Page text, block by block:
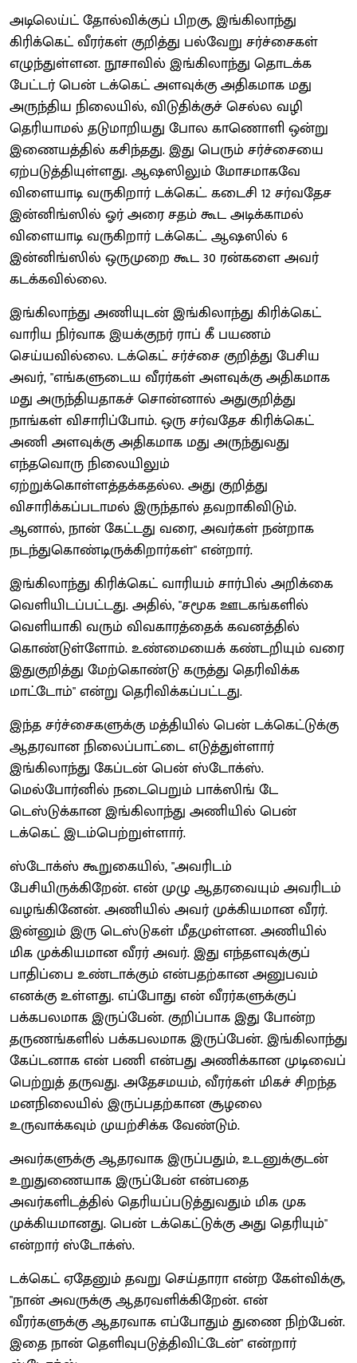
அடிலெய்ட் தோல்விக்குப் பிறகு, இங்கிலாந்து
கிரிக்கெட் வீரர்கள் குறித்து பல்வேறு சர்ச்சைகள்
எழுந்துள்ளன. நூசாவில் இங்கிலாந்து தொடக்க
பேட்டர் பென் டக்கெட் அளவுக்கு அதிகமாக மது
அருந்திய நிலையில், விடுதிக்குச் செல்ல வழி
தெரியாமல் தடுமாறியது போல காணொளி ஒன்று
இணையத்தில் கசிந்தது. இது பெரும் சர்ச்சையை
ஏற்படுத்தியுள்ளது. ஆஷஸிலும் மோசமாகவே
விளையாடி வருகிறார் டக்கெட். கடைசி 12 சர்வதேச
இன்னிங்ஸில் ஓர் அரை சதம் கூட அடிக்காமல்
விளையாடி வருகிறார் டக்கெட். ஆஷஸில் 6
இன்னிங்ஸில் ஒருமுறை கூட 30 ரன்களை அவர்
கடக்கவில்லை.
இங்கிலாந்து அணியுடன் இங்கிலாந்து கிரிக்கெட்
வாரிய நிர்வாக இயக்குநர் ராப் கீ பயணம்
செய்யவில்லை. டக்கெட் சர்ச்சை குறித்து பேசிய
அவர், "எங்களுடைய வீரர்கள் அளவுக்கு அதிகமாக
மது அருந்தியதாகச் சொன்னால் அதுகுறித்து
நாங்கள் விசாரிப்போம். ஒரு சர்வதேச கிரிக்கெட்
அணி அளவுக்கு அதிகமாக மது அருந்துவது
எந்தவொரு நிலையிலும்
ஏற்றுக்கொள்ளத்தக்கதல்ல. அது குறித்து
விசாரிக்கப்படாமல் இருந்தால் தவறாகிவிடும்.
ஆனால், நான் கேட்டது வரை, அவர்கள் நன்றாக
நடந்துகொண்டிருக்கிறார்கள்" என்றார்.
இங்கிலாந்து கிரிக்கெட் வாரியம் சார்பில் அறிக்கை
வெளியிடப்பட்டது. அதில், "சமூக ஊடகங்களில்
வெளியாகி வரும் விவகாரத்தைக் கவனத்தில்
கொண்டுள்ளோம். உண்மையைக் கண்டறியும் வரை
இதுகுறித்து மேற்கொண்டு கருத்து தெரிவிக்க
மாட்டோம்" என்று தெரிவிக்கப்பட்டது.
இந்த சர்ச்சைகளுக்கு மத்தியில் பென் டக்கெட்டுக்கு
ஆதரவான நிலைப்பாட்டை எடுத்துள்ளார்
இங்கிலாந்து கேப்டன் பென் ஸ்டோக்ஸ்.
மெல்போர்னில் நடைபெறும் பாக்ஸிங் டே
டெஸ்டுக்கான இங்கிலாந்து அணியில் பென்
டக்கெட் இடம்பெற்றுள்ளார்.
ஸ்டோக்ஸ் கூறுகையில், "அவரிடம்
பேசியிருக்கிறேன். என் முழு ஆதரவையும் அவரிடம்
வழங்கினேன். அணியில் அவர் முக்கியமான வீரர்.
இன்னும் இரு டெஸ்டுகள் மீதமுள்ளன. அணியில்
மிக முக்கியமான வீரர் அவர். இது எந்தளவுக்குப்
பாதிப்பை உண்டாக்கும் என்பதற்கான அனுபவம்
எனக்கு உள்ளது. எப்போது என் வீரர்களுக்குப்
பக்கபலமாக இருப்பேன். குறிப்பாக இது போன்ற
தருணங்களில் பக்கபலமாக இருப்பேன். இங்கிலாந்து
கேப்டனாக என் பணி என்பது அணிக்கான முடிவைப்
பெற்றுத் தருவது. அதேசமயம், வீரர்கள் மிகச் சிறந்த
மனநிலையில் இருப்பதற்கான சூழலை
உருவாக்கவும் முயற்சிக்க வேண்டும்.
அவர்களுக்கு ஆதரவாக இருப்பதும், உடனுக்குடன்
உறுதுணையாக இருப்பேன் என்பதை
அவர்களிடத்தில் தெரியப்படுத்துவதும் மிக முக
முக்கியமானது. பென் டக்கெட்டுக்கு அது தெரியும்"
என்றார் ஸ்டோக்ஸ்.
டக்கெட் ஏதேனும் தவறு செய்தாரா என்ற கேள்விக்கு,
"நான் அவருக்கு ஆதரவளிக்கிறேன். என்
வீரர்களுக்கு ஆதரவாக எப்போதும் துணை நிற்பேன்.
இதை நான் தெளிவுபடுத்திவிட்டேன்" என்றார்